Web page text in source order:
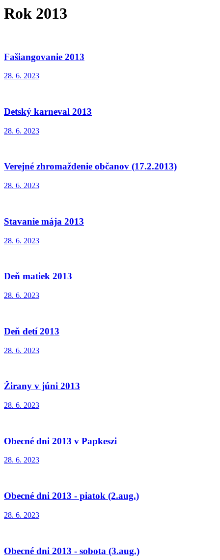
Rok 2013
Fašiangovanie 2013
28. 6. 2023
Detský karneval 2013
28. 6. 2023
Verejné zhromaždenie občanov (17.2.2013)
28. 6. 2023
Stavanie mája 2013
28. 6. 2023
Deň matiek 2013
28. 6. 2023
Deň detí 2013
28. 6. 2023
Žirany v júni 2013
28. 6. 2023
Obecné dni 2013 v Papkeszi
28. 6. 2023
Obecné dni 2013 - piatok (2.aug.)
28. 6. 2023
Obecné dni 2013 - sobota (3.aug.)